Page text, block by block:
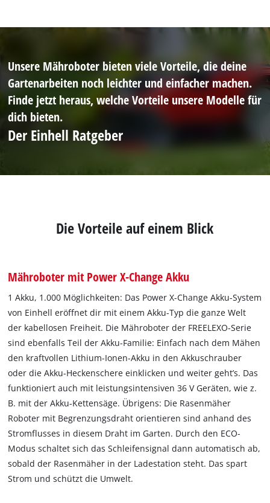
Unsere Mähroboter bieten viele Vorteile, die deine
Gartenarbeiten noch leichter und einfacher machen.
Finde jetzt heraus, welche Vorteile unsere Modelle für
dich bieten.
Der Einhell Ratgeber
Die Vorteile auf einem Blick
Mähroboter mit Power X-Change Akku
1 Akku, 1.000 Möglichkeiten: Das Power X-Change Akku-System
von Einhell eröffnet dir mit einem Akku-Typ die ganze Welt
der kabellosen Freiheit. Die Mähroboter der FREELEXO-Serie
sind ebenfalls Teil der Akku-Familie: Einfach nach dem Mähen
den kraftvollen Lithium-Ionen-Akku in den Akkuschrauber
oder die Akku-Heckenschere einklicken und weiter geht’s. Das
funktioniert auch mit leistungsintensiven 36 V Geräten, wie z.
B. mit der Akku-Kettensäge. Übrigens: Die Rasenmäher
Roboter mit Begrenzungsdraht orientieren sind anhand des
Stromflusses in diesem Draht im Garten. Durch den ECO-
Modus schaltet sich das Schleifensignal dann automatisch ab,
sobald der Rasenmäher in der Ladestation steht. Das spart
Strom und schützt die Umwelt.